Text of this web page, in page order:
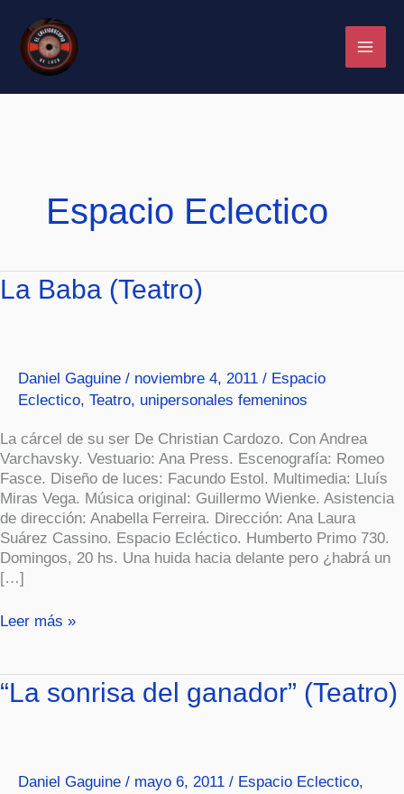
contenido
Espacio Eclectico
La Baba (Teatro)
Daniel Gaguine / noviembre 4, 2011 / Espacio
Eclectico, Teatro, unipersonales femeninos
La cárcel de su ser De Christian Cardozo. Con Andrea
Varchavsky. Vestuario: Ana Press. Escenografía: Romeo
Fasce. Diseño de luces: Facundo Estol. Multimedia: Lluís
Miras Vega. Música original: Guillermo Wienke. Asistencia
de dirección: Anabella Ferreira. Dirección: Ana Laura
Suárez Cassino. Espacio Ecléctico. Humberto Primo 730.
Domingos, 20 hs. Una huida hacia delante pero ¿habrá un
[…]
La
Baba
Leer más »
“La sonrisa del ganador” (Teatro)
Daniel Gaguine / mayo 6, 2011 / Espacio Eclectico,
“La
sonrisa